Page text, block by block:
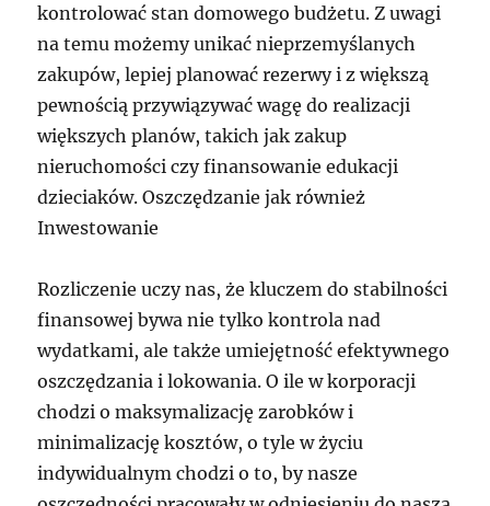
kontrolować stan domowego budżetu. Z uwagi
na temu możemy unikać nieprzemyślanych
zakupów, lepiej planować rezerwy i z większą
pewnością przywiązywać wagę do realizacji
większych planów, takich jak zakup
nieruchomości czy finansowanie edukacji
dzieciaków. Oszczędzanie jak również
Inwestowanie
Rozliczenie uczy nas, że kluczem do stabilności
finansowej bywa nie tylko kontrola nad
wydatkami, ale także umiejętność efektywnego
oszczędzania i lokowania. O ile w korporacji
chodzi o maksymalizację zarobków i
minimalizację kosztów, o tyle w życiu
indywidualnym chodzi o to, by nasze